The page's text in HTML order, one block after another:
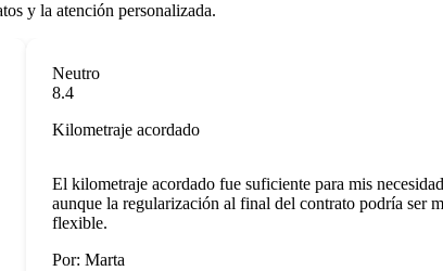
y la atención personalizada.
Neutro
8.4
Kilometraje acordado
El kilometraje acordado fue suficiente para mis
aunque la regularización al final del contrato podría ser más
flexible.
Por: Marta